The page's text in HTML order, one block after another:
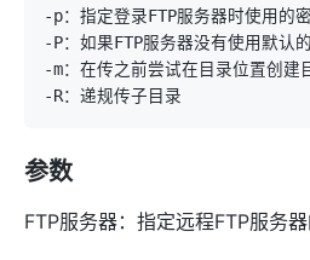
-m：在传之前尝试在目录位置创建
参数
FTP服务器：指定远程FTP服务